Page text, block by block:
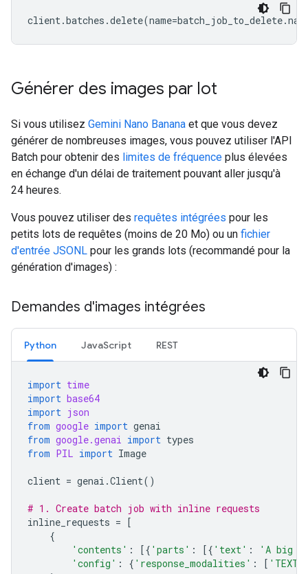
client.batches .delete(name=batch_job_to_delete.
Générer des images par lot
Si vous utilisez Gemini Nano Banana et que vous devez
générer de nombreuses images, vous pouvez utiliser l'API
Batch pour obtenir des limites de fréquence plus élevées
en échange d'un délai de traitement pouvant aller jusqu'à
24 heures.
Vous pouvez utiliser des requêtes intégrées pour les
petits lots de requêtes (moins de 20 Mo) ou un fichier
d'entrée JSONL pour les grands lots (recommandé pour la
génération d'images) :
Demandes d'images intégrées
Python JavaScript REST
import time
import base64
import json
from google import genai
from google.genai import types
from PIL import Image
client = genai .Client()
# 1. Create batch job with inline requests
inline_requests = [
{
'contents' : [{ 'parts' : [{ 'text' :
'A big
'config' : { 'response_modalities' : [ 'TEXT'